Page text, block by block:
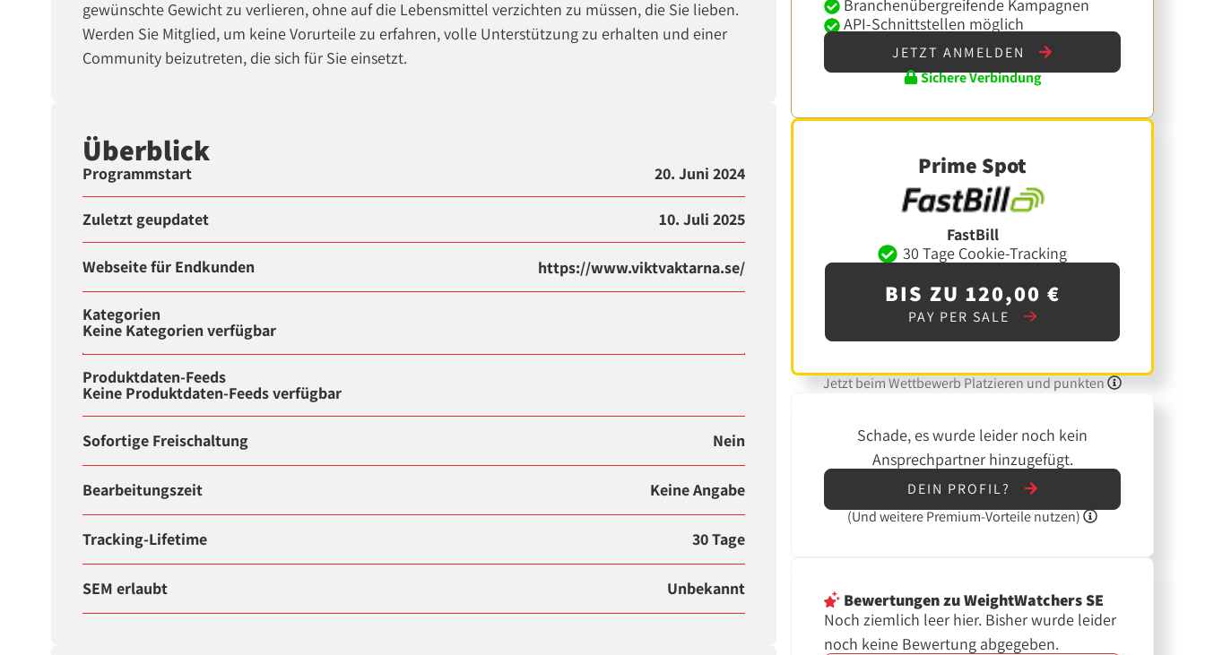
gewünschte Gewicht zu verlieren, ohne auf die Lebensmittel verzichten zu müssen, die Sie lieben.
Werden Sie Mitglied, um keine Vorurteile zu erfahren, volle Unterstützung zu erhalten und einer
Community beizutreten, die sich für Sie einsetzt.
Überblick
Programmstart 20. Juni 2024
Zuletzt geupdatet 10. Juli 2025
Webseite für Endkunden https://www.viktvaktarna.se/
Kategorien
Keine Kategorien verfügbar
Produktdaten-Feeds
Keine Produktdaten-Feeds verfügbar
Sofortige Freischaltung Nein
Bearbeitungszeit Keine Angabe
Tracking-Lifetime 30 Tage
SEM erlaubt Unbekannt
Branchenübergreifende Kampagnen
API-Schnittstellen möglich
JETZT ANMELDEN
Sichere Verbindung
Prime Spot
FastBill
30 Tage Cookie-Tracking
BIS ZU 120,00 €
PAY PER SALE
Jetzt beim Wettbewerb Platzieren und punkten
Schade, es wurde leider noch kein
Ansprechpartner hinzugefügt.
DEIN PROFIL?
(UndweiterePremium-Vorteile nutzen)
Bewertungenzu WeightWatchers SE
Noch ziemlich leer hier. Bisher wurde leider
noch keine Bewertung abgegeben.